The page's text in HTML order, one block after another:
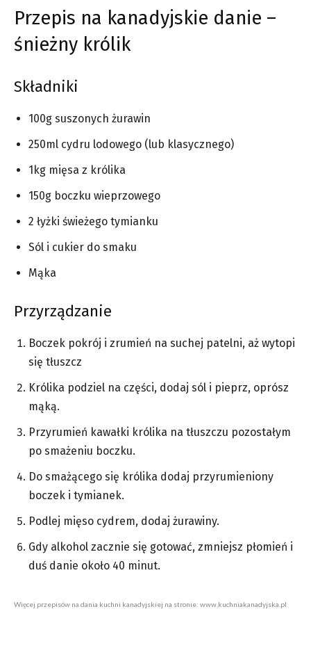
Przepis na kanadyjskie danie –
śnieżny królik
Składniki
100g suszonych żurawin
250ml cydru lodowego (lub klasycznego)
1kg mięsa z królika
150g boczku wieprzowego
2 łyżki świeżego tymianku
Sól i cukier do smaku
Mąka
Przyrządzanie
Boczek pokrój i zrumień na suchej patelni, aż wytopi
się tłuszcz
Królika podziel na części, dodaj sól i pieprz, oprósz
mąką.
Przyrumień kawałki królika na tłuszczu pozostałym
po smażeniu boczku.
Do smażącego się królika dodaj przyrumieniony
boczek i tymianek.
Podlej mięso cydrem, dodaj żurawiny.
Gdy alkohol zacznie się gotować, zmniejsz płomień i
duś danie około 40 minut.
Więcej przepisów na dania kuchni kanadyjskiej na stronie: www.kuchniakanadyjska.pl